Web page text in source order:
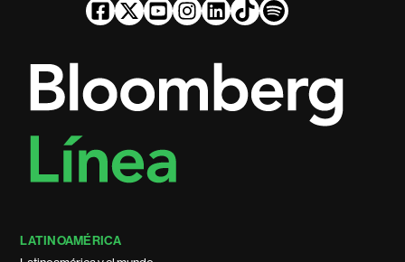
LATINOAMÉRICA